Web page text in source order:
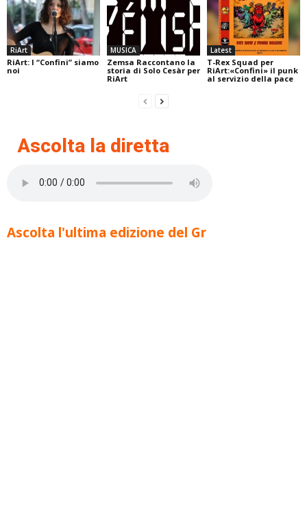
RiArt
RiArt: I “Confini” siamo
noi
MUSICA
Zemsa Raccontano la
storia di Solo Cesàr per
RiArt
Latest
T-Rex Squad per
RiArt:«Confini» il punk
al servizio della pace
Ascolta la diretta
Ascolta l'ultima edizione del Gr